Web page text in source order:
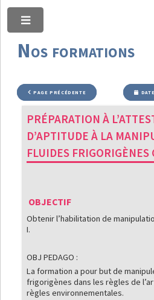
Nos formations
PAGE PRÉCÉDENTE
PRÉPARATION À
D’APTITUDE À LA
FLUIDES FRIGORIGÈNES
OBJECTIF
Obtenir l’habilitation de
I.
OBJ PEDAGO :
La formation a pour but de
frigorigènes dans les règles de
règles environnementales.